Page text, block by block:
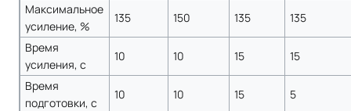
Максимальное
усиление, %
135 150 135
135
Время
усиления, с
10 10 15
15
Время
подготовки, с
10 10 15 5